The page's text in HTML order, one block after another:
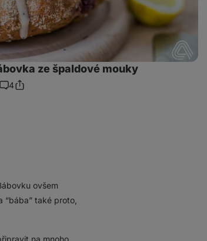
ze špaldové mouky
Komentáře
4Sdílet
ovšem
“bába” také proto,
na mnoho